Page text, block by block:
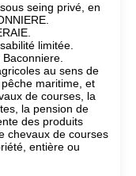
seing privé, en
limitée.
au sens de
maritime, et
de courses, la
la pension de
des produits
chevaux de courses
entière ou